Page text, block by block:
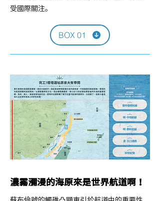
受國際關注。
BOX 01
濃霧瀰漫的海原來是世界航道啊！